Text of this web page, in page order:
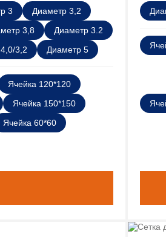
3
Диаметр 3,2
3,8
Диаметр 3.2
3,2 Диаметр 5
Ячейка 120*120
Ячейка 150*150
Ячейка 60*60